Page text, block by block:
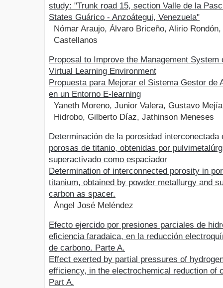
study: "Trunk road 15, section Valle de la
States Guárico - Anzoátegui, Venezuela"
Nómar Araujo, Álvaro Briceño, Alirio
Castellanos
Proposal to Improve the Management System
Virtual Learning Environment
Propuesta para Mejorar el Sistema Gestor de
en un Entorno E-learning
Yaneth Moreno, Junior Valera, Gustavo
Hidrobo, Gilberto Díaz, Jathinson Meneses
Determinación de la porosidad interconectada
porosas de titanio, obtenidas por
superactivado como espaciador
Determination of interconnected porosity in
titanium, obtained by powder metallurgy and
carbon as spacer.
Ángel José Meléndez
Efecto ejercido por presiones parciales de
eficiencia faradaica, en la reducción
de carbono. Parte A.
Effect exerted by partial pressures of
efficiency, in the electrochemical reduction of
Part A.